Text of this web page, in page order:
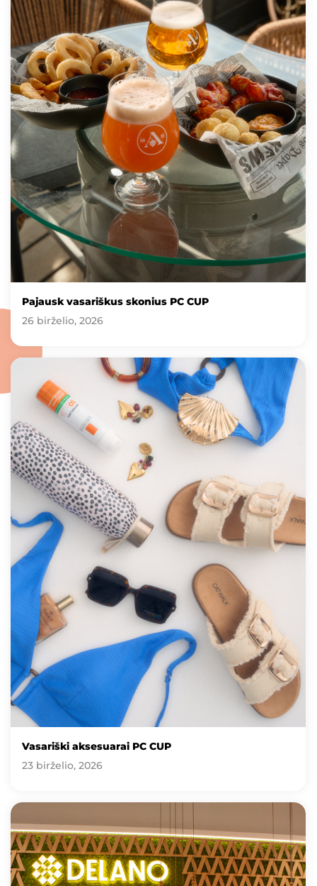
Pajausk vasariškus skonius PC CUP
26 birželio, 2026
Vasariški aksesuarai PC CUP
23 birželio, 2026